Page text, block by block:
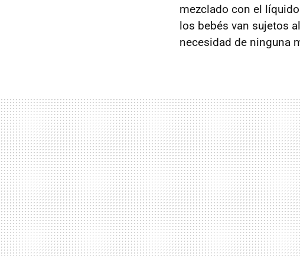
mezclado con el
los bebés van sujetos
necesidad de ninguna